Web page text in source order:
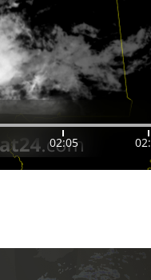
02:05